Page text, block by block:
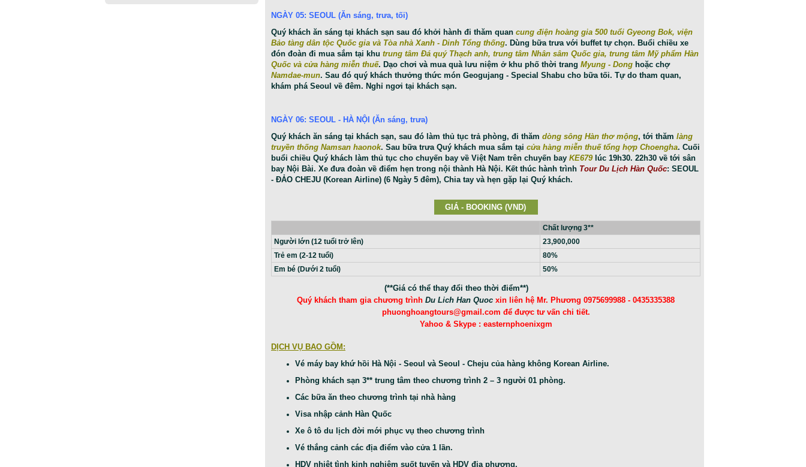
NGÀY 05: SEOUL (Ăn sáng, trưa, tối)
Quý khách ăn sáng tại khách sạn sau đó khởi hành đi thăm quan cung điện hoàng gia 500 tuổi Gyeong Bok, viện
Bảo tàng dân tộc Quốc gia và Tòa nhà Xanh - Dinh Tổng thống. Dùng bữa trưa với buffet tự chọn. Buổi chiều xe
đón đoàn đi mua sắm tại khu trung tâm Đá quý Thạch anh, trung tâm Nhân sâm Quốc gia, trung tâm Mỹ phẩm Hàn
Quốc và cửa hàng miễn thuế. Dạo chơi và mua quà lưu niệm ở khu phố thời trang Myung - Dong hoặc chợ
Namdae-mun. Sau đó quý khách thưởng thức món Geogujang - Special Shabu cho bữa tối. Tự do tham quan,
khám phá Seoul về đêm. Nghỉ ngơi tại khách sạn.
NGÀY 06: SEOUL - HÀ NỘI (Ăn sáng, trưa)
Quý khách ăn sáng tại khách sạn, sau đó làm thủ tục trả phòng, đi thăm dòng sông Hàn thơ mộng, tới thăm làng
truyền thống Namsan haonok. Sau bữa trưa Quý khách mua sắm tại cửa hàng miễn thuế tổng hợp Choengha. Cuối
buổi chiều Quý khách làm thủ tục cho chuyến bay về Việt Nam trên chuyến bay KE679lúc 19h30. 22h30 về tới sân
bay Nội Bài. Xe đưa đoàn về điểm hẹn trong nội thành Hà Nội. Kết thúc hành trình Tour Du Lịch Hàn Quốc: SEOUL
- ĐẢO CHEJU (Korean Airline) (6 Ngày 5 đêm), Chia tay và hẹn gặp lại Quý khách.
GIÁ - BOOKING (VND)
Chất lượng 3**
Người lớn (12 tuổi trở lên)
23,900,000
Trẻ em (2-12 tuổi)
80%
Em bé (Dưới 2 tuổi)
50%
(**Giá có thể thay đổi theo thời điểm**)
Quý khách tham gia chương trình Du Lich Han Quoc xin liên hệ Mr. Phương 0975699988 - 0435335388
phuonghoangtours@gmail.com để được tư vấn chi tiết.
Yahoo & Skype : easternphoenixgm
DỊCH VỤ BAO GỒM:
Vé máy bay khứ hồi Hà Nội - Seoul và Seoul - Cheju của hàng không Korean Airline.
Phòng khách sạn 3** trung tâm theo chương trình 2 – 3 người 01 phòng.
Các bữa ăn theo chương trình tại nhà hàng
Visa nhập cảnh Hàn Quốc
Xe ô tô du lịch đời mới phục vụ theo chương trình
Vé thắng cảnh các địa điểm vào cửa 1 lần.
HDV nhiệt tình kinh nghiệm suốt tuyến và HDV địa phương.